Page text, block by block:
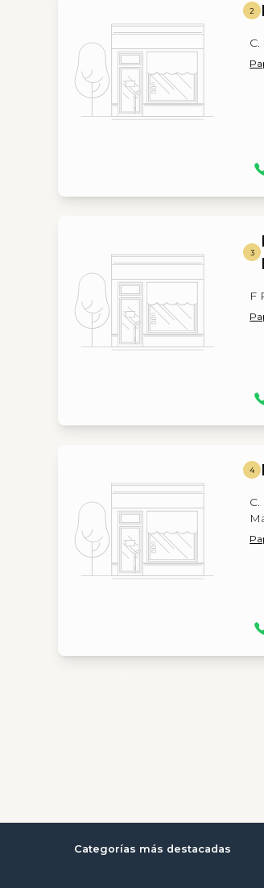
2
3
F
4
Categorías más destacadas